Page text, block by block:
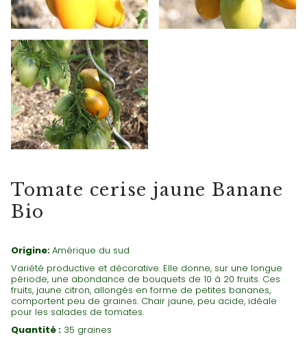
Tomate cerise jaune Banane
Bio
Origine:Amérique du sud
Variété productive et décorative. Elle donne, sur une longue
période, une abondance de bouquets de 10 à 20 fruits. Ces
fruits, jaune citron, allongés en forme de petites bananes,
comportent peu de graines. Chair jaune, peu acide, idéale
pour les salades de tomates.
Quantité : 35 graines